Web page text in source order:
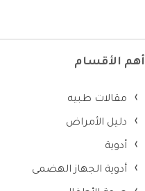
أهم الأقسام
مقالات طبيه
دليل الأمراض
أدوية
أدوية الجهاز الهضمى